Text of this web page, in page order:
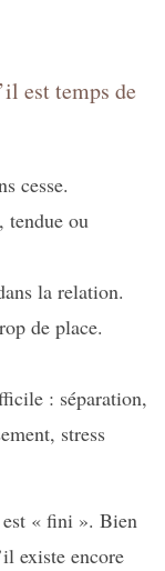
est temps de
cesse.
tendue ou
la relation.
de place.
: séparation,
stress
« fini ». Bien
existe encore